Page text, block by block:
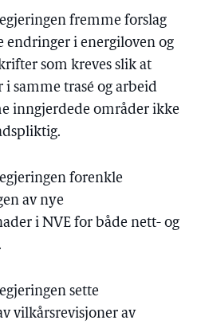
fremme forslag
endringer i energiloven og
som kreves slik at
i samme trasé og arbeid
inngjerdede områder ikke
forenkle
av nye
i NVE for både nett- og
sette
vilkårsrevisjoner av